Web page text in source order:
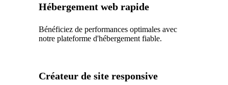
Hébergement web rapide
Bénéficiez de performances optimales avec
notre plateforme d'hébergement fiable.
Créateur de site responsive